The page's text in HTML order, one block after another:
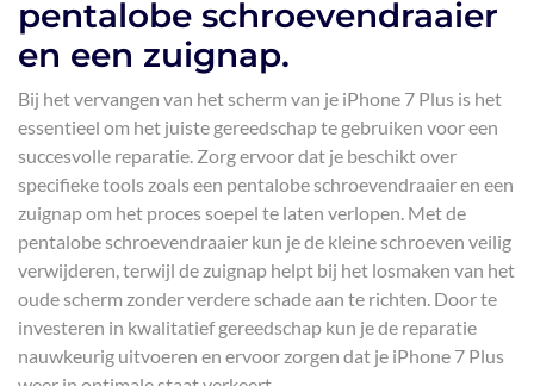
pentalobe schroevendraaier
en een zuignap.
Bij het vervangen van het scherm van je iPhone 7 Plus is het
essentieel om het juiste gereedschap te gebruiken voor een
succesvolle reparatie. Zorg ervoor dat je beschikt over
specifieke tools zoals een pentalobe schroevendraaier en een
zuignap om het proces soepel te laten verlopen. Met de
pentalobe schroevendraaier kun je de kleine schroeven veilig
verwijderen, terwijl de zuignap helpt bij het losmaken van het
oude scherm zonder verdere schade aan te richten. Door te
investeren in kwalitatief gereedschap kun je de reparatie
nauwkeurig uitvoeren en ervoor zorgen dat je iPhone 7 Plus